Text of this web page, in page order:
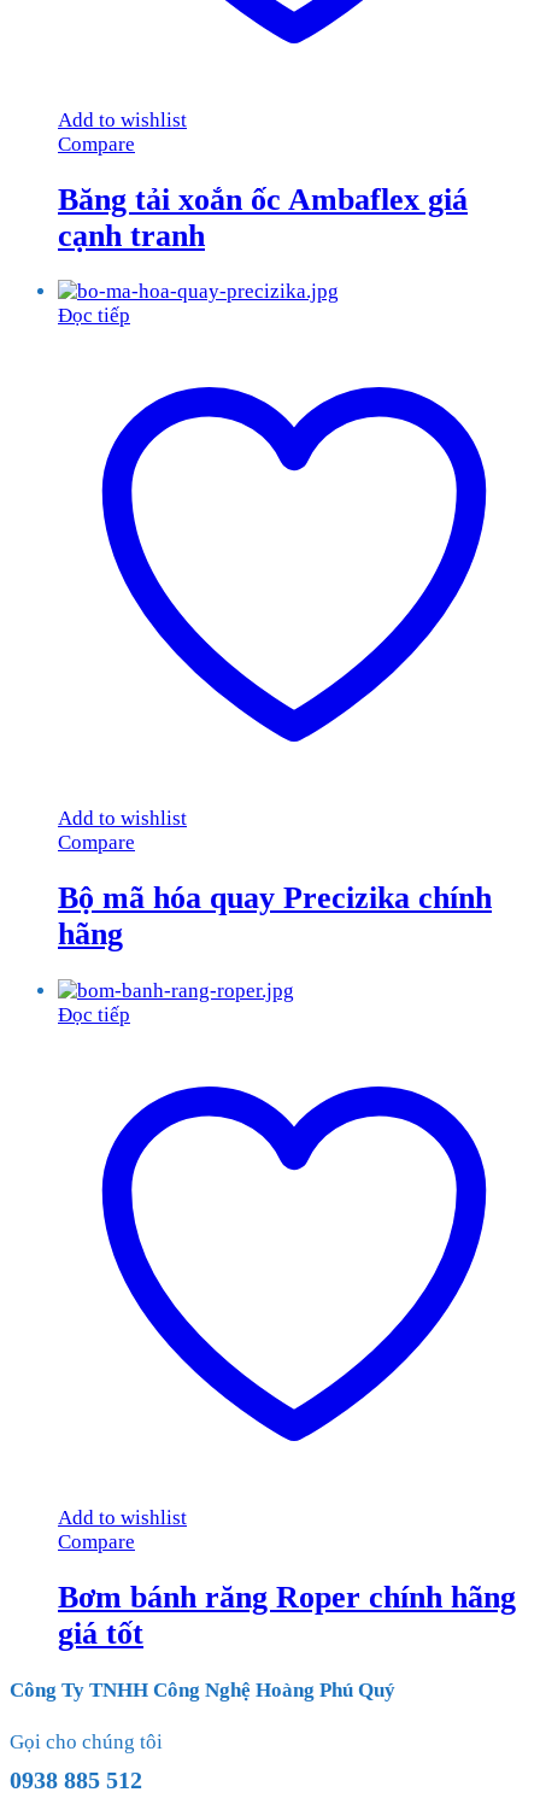
Add to wishlist
Compare
Băng tải xoắn ốc Ambaflex giá
cạnh tranh
Đọc tiếp
Add to wishlist
Compare
Bộ mã hóa quay Precizika chính
hãng
Đọc tiếp
Add to wishlist
Compare
Bơm bánh răng Roper chính hãng
giá tốt
Công Ty TNHH Công Nghệ Hoàng Phú Quý
Gọi cho chúng tôi
0938 885 512